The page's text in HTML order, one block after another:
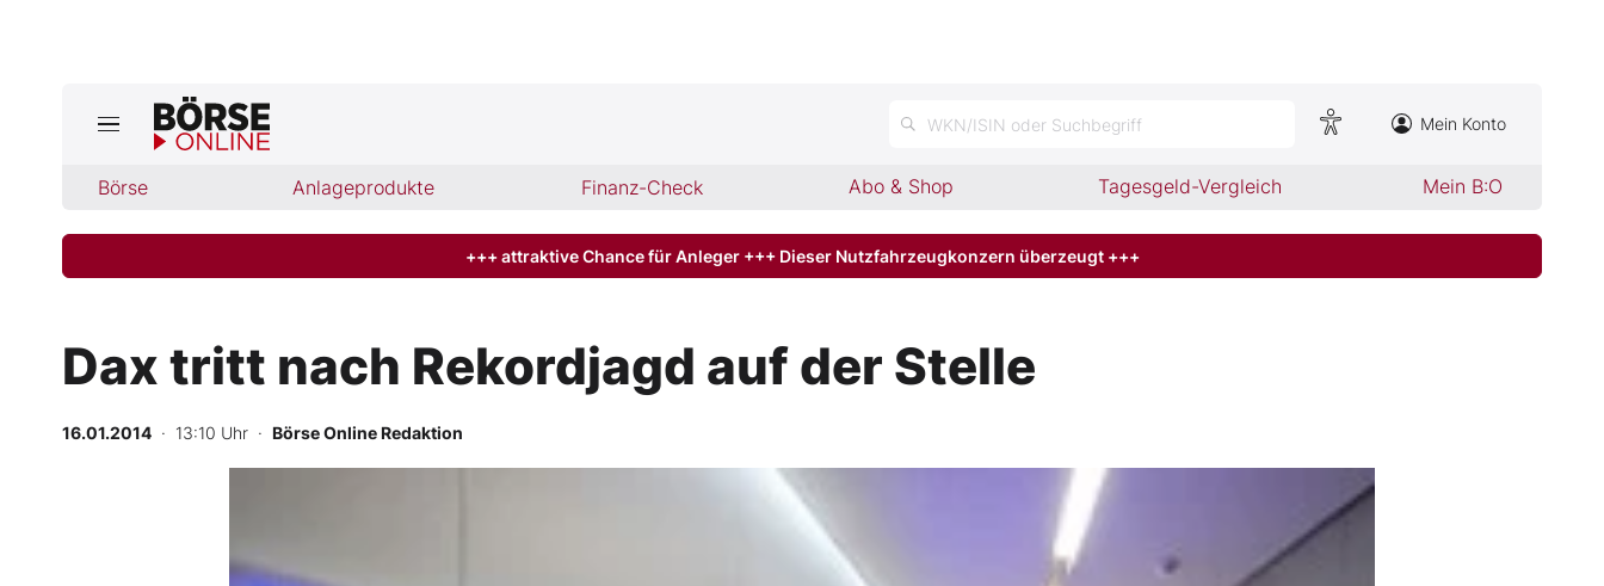
WKN/ISIN oder Suchbegriff Mein Konto
Börse Anlageprodukte Finanz-Check Abo & Shop Tagesgeld-Vergleich Mein B:O
Jetzt aktuelle Ausgabe BÖRSE ONLINE lesen
Finanz-Check
Abo & Shop
Experten
+++ attraktive Chance für Anleger +++ Dieser Nutzfahrzeugkonzern überzeugt +++
Dax tritt nach Rekordjagd auf der Stelle
16.01.2014 · 13:10 Uhr · Börse Online Redaktion